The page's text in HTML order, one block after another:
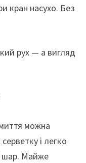
кран насухо. Без
рух — а вигляд
можна
і легко
шар. Майже